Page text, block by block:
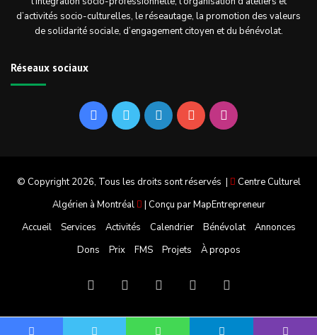
d’activités socio-culturelles, le réseautage, la promotion des valeurs
de solidarité sociale, d’engagement citoyen et du bénévolat.
Réseaux sociaux
FacebookTwitterLinkedinYouTubeInstagram
© Copyright 2026, Tous les droits sont réservés |
Centre Culturel
Algérien à Montréal
| Conçu parMapEntrepreneur
Accueil
Services Activités Calendrier Bénévolat
Annonces
Dons
Prix FMS Projets À propos
FacebookTwitter LinkedinYouTube